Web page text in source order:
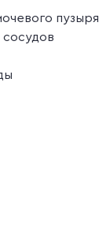
пузыря
сосудов